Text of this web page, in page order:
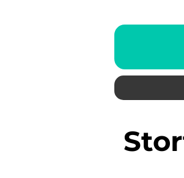
Stort utvalg av flotte plakater